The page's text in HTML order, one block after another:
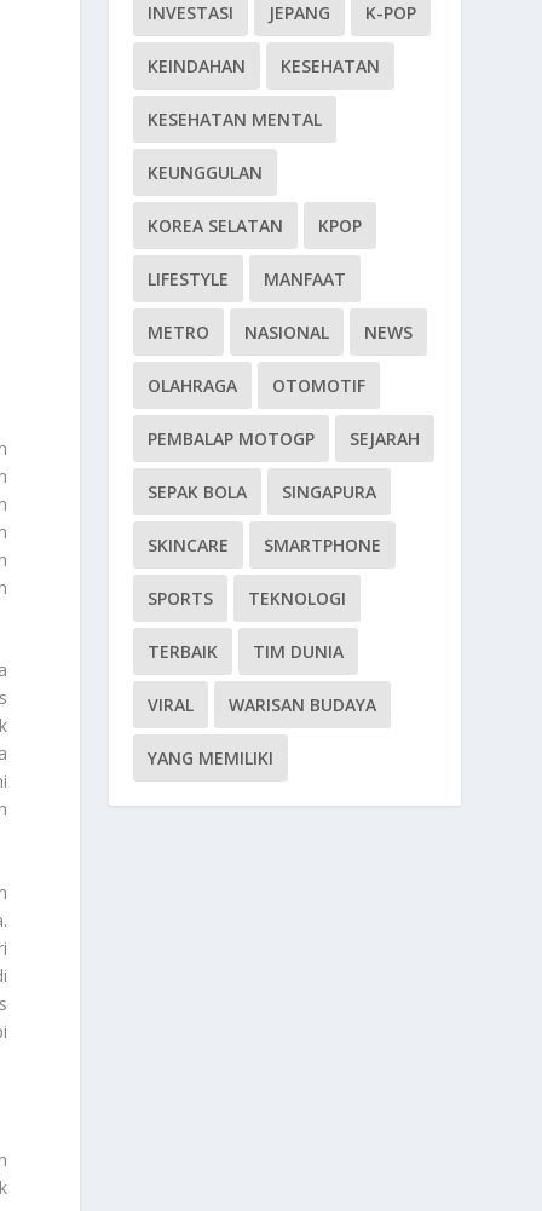
INVESTASI JEPANG K-POP
KEINDAHAN KESEHATAN
KESEHATAN MENTAL
KEUNGGULAN
KOREA SELATAN KPOP
LIFESTYLE MANFAAT
METRO NASIONAL NEWS
OLAHRAGA OTOMOTIF
PEMBALAP MOTOGP SEJARAH
SEPAK BOLA SINGAPURA
SKINCARE SMARTPHONE
SPORTS TEKNOLOGI
TERBAIK TIM DUNIA
VIRAL WARISAN BUDAYA
YANG MEMILIKI